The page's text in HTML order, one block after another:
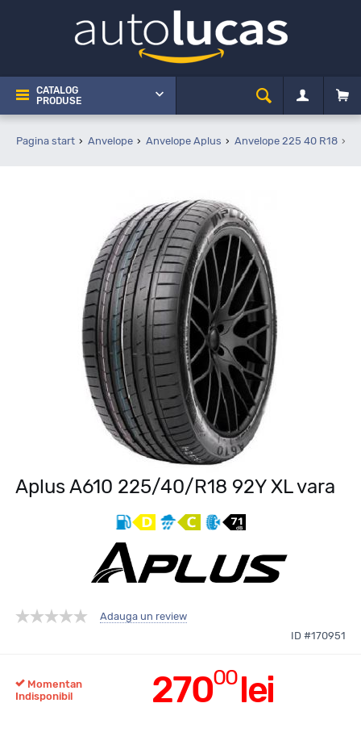
CATALOG
PRODUSE
Pagina start Anvelope Anvelope Aplus Anvelope 225 40 R18
Aplus A610 225/40/R18 92Y XL vara
Adauga un review
ID #170951
27000lei
Momentan
Indisponibil